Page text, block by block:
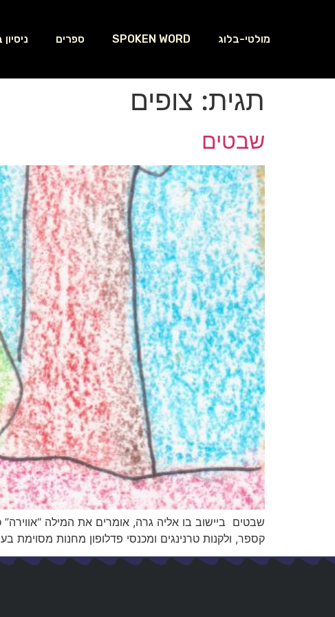
מולטי-בלוג SPOKEN WORD ספרים
תגית: צופים
שבטים
שבטים ביישוב בו אליה גרה, אומרים את המילה
קספר, ולקנות טרנינגים ומכנסי פדלופון מחנות מסוימת